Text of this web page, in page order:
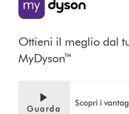
Ottieni il meglio dal
MyDyson™
Guarda
Scopri i